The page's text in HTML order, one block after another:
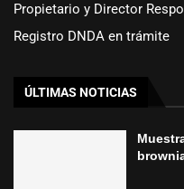
Propietario y Director
Registro DNDA en trámite
ÚLTIMAS NOTICIAS